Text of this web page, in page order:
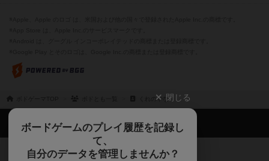
くれのやな閉じる
ボードゲームのプレイ履歴を記録し
て、
自分のデータを管理しませんか？
ボドゲーマTOP
ボードゲームを検索する